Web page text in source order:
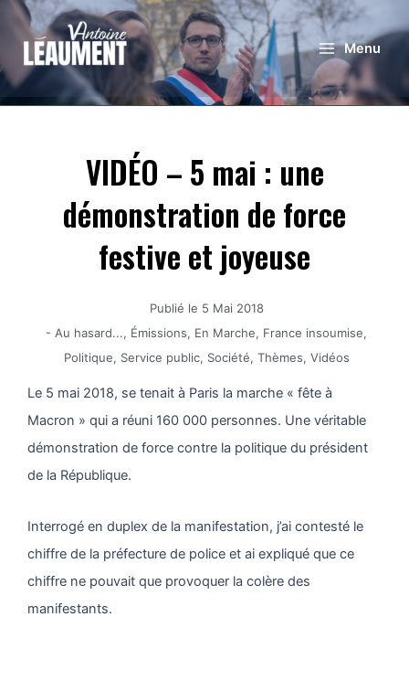
Menu
VIDÉO – 5 mai : une
démonstration de force
festive et joyeuse
Publié le 5 Mai 2018
- Au hasard..., Émissions, En Marche, France insoumise,
Politique, Service public, Société, Thèmes, Vidéos
Le 5 mai 2018, se tenait à Paris la marche « fête à
Macron » qui a réuni 160 000 personnes. Une véritable
démonstration de force contre la politique du président
de la République.
Interrogé en duplex de la manifestation, j’ai contesté le
chiffre de la préfecture de police et ai expliqué que ce
chiffre ne pouvait que provoquer la colère des
manifestants.